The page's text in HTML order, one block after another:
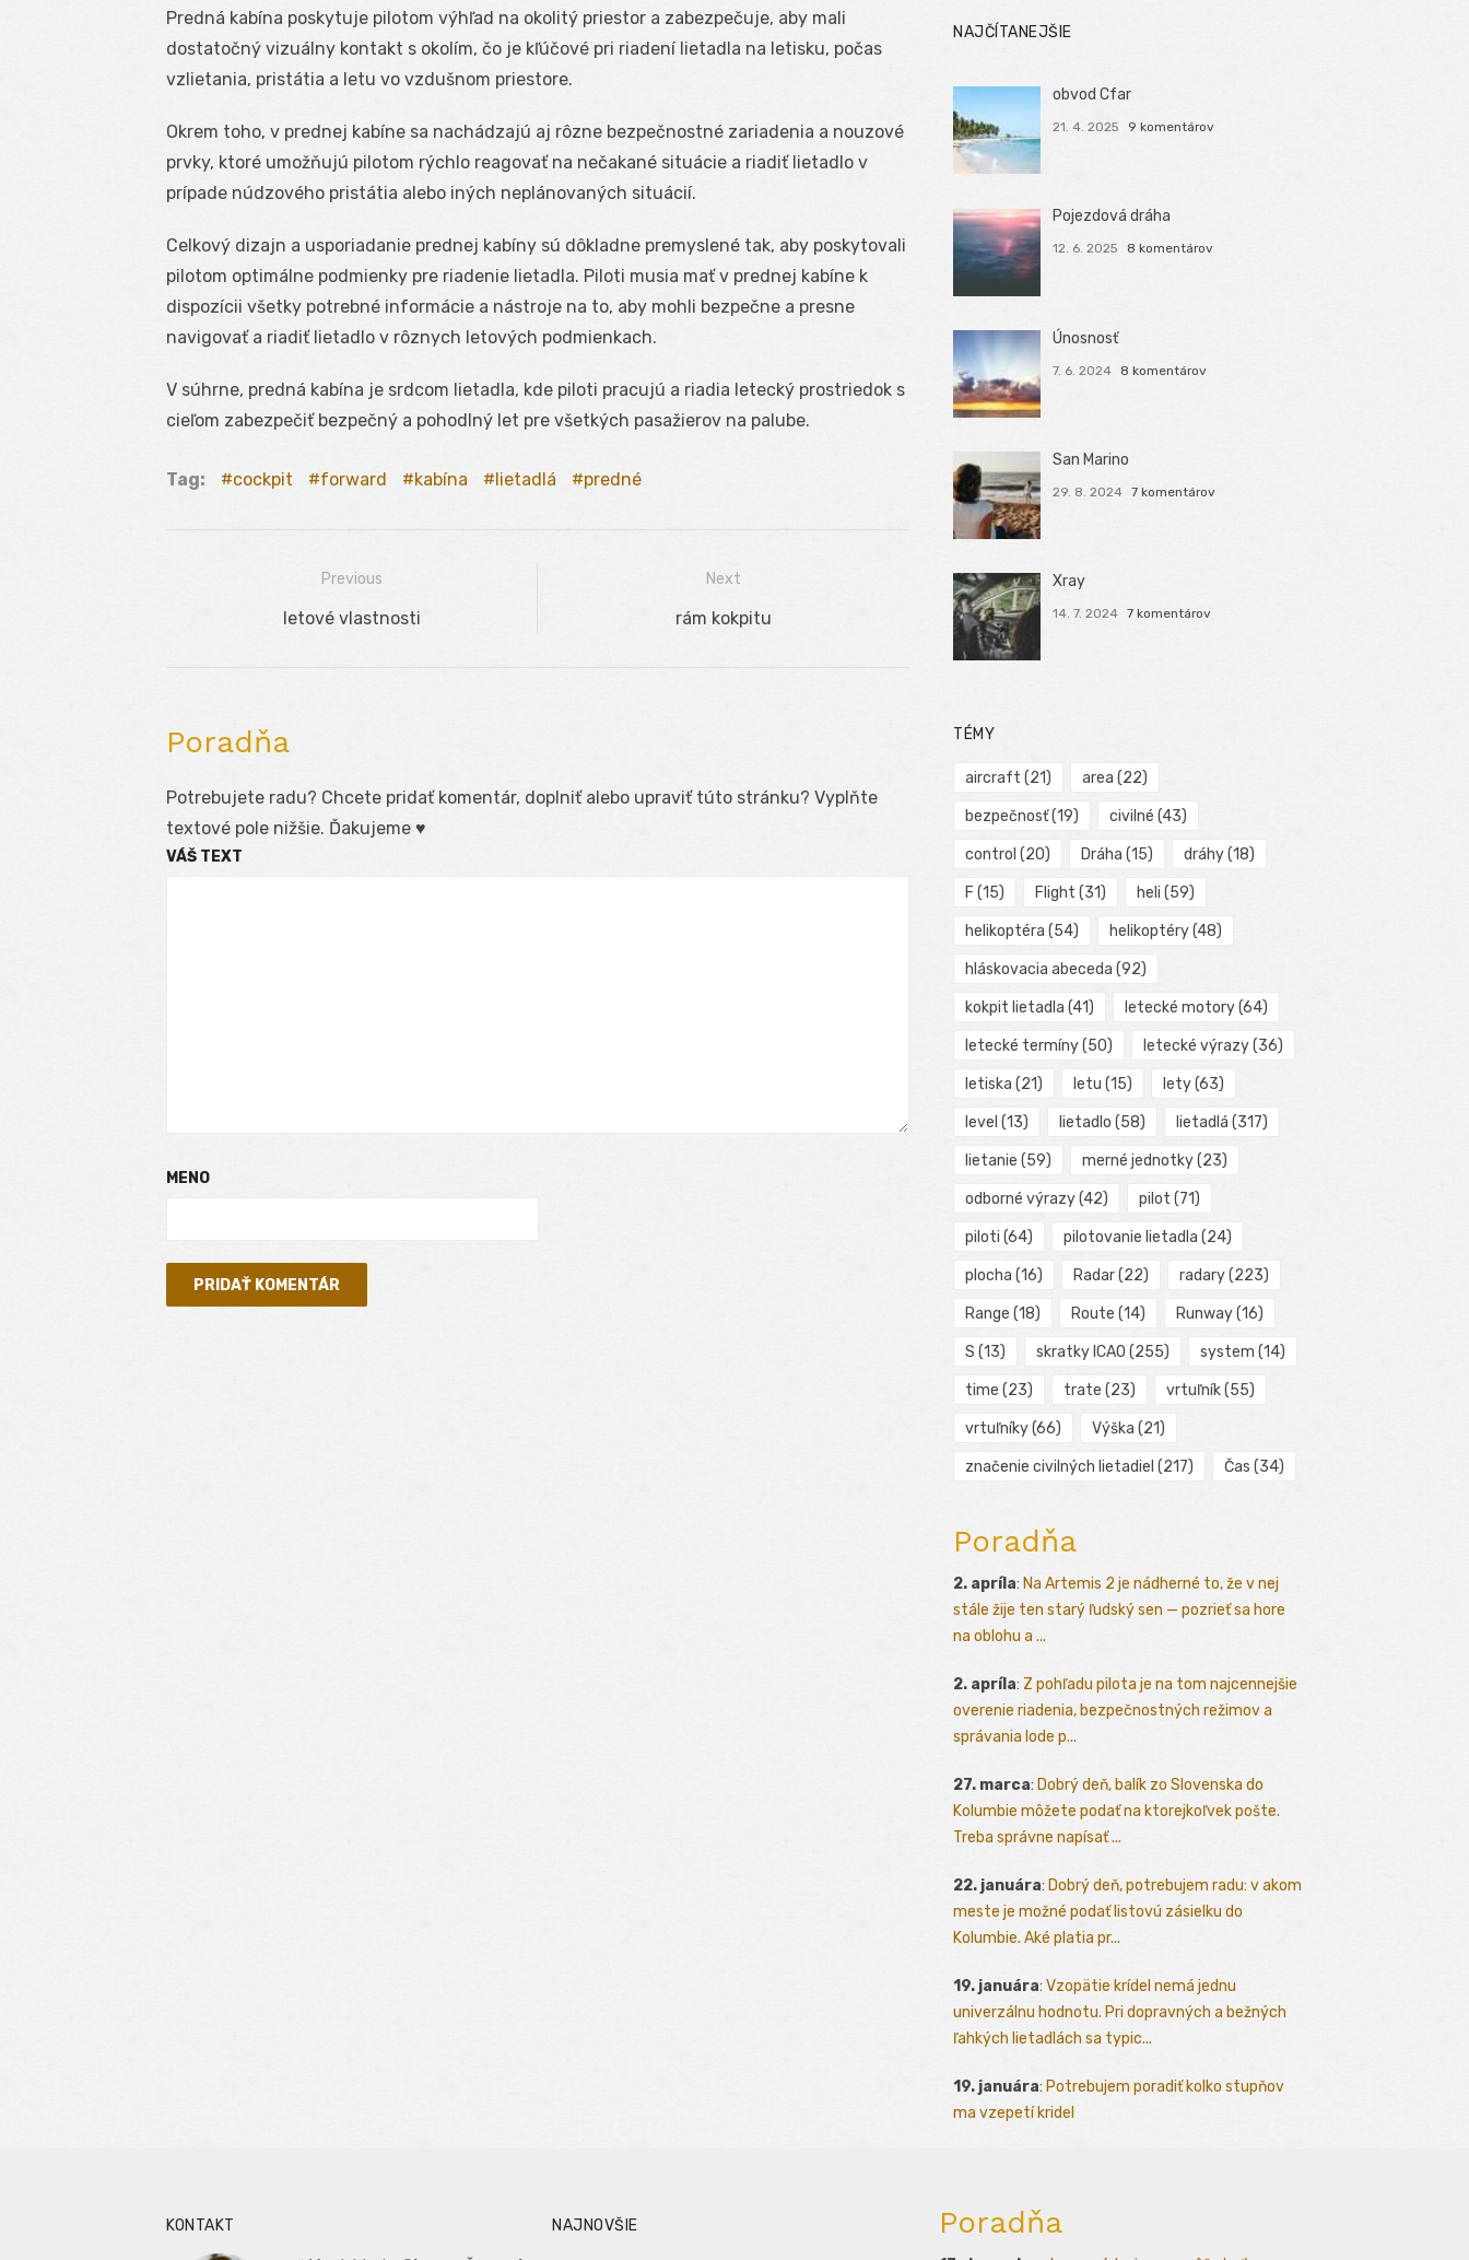
Predná kabína poskytuje pilotom výhľad na okolitý priestor a zabezpečuje, aby mali
dostatočný vizuálny kontakt s okolím, čo je kľúčové pri riadení lietadla na letisku, počas
vzlietania, pristátia a letu vo vzdušnom priestore.
Okrem toho, v prednej kabíne sa nachádzajú aj rôzne bezpečnostné zariadenia a nouzové
prvky, ktoré umožňujú pilotom rýchlo reagovať na nečakané situácie a riadiť lietadlo v
prípade núdzového pristátia alebo iných neplánovaných situácií.
Celkový dizajn a usporiadanie prednej kabíny sú dôkladne premyslené tak, aby poskytovali
pilotom optimálne podmienky pre riadenie lietadla. Piloti musia mať v prednej kabíne k
dispozícii všetky potrebné informácie a nástroje na to, aby mohli bezpečne a presne
navigovať a riadiť lietadlo v rôznych letových podmienkach.
V súhrne, predná kabína je srdcom lietadla, kde piloti pracujú a riadia letecký prostriedok s
cieľom zabezpečiť bezpečný a pohodlný let pre všetkých pasažierov na palube.
Tag: cockpit forward kabína lietadlá predné
Navigácia
Previous
Previous
letové vlastnosti
Next
Next
rám kokpitu
Poradňa
Potrebujete radu? Chcete pridať komentár, doplniť alebo upraviť túto stránku? Vyplňte
textové pole nižšie. Ďakujeme ♥
VÁŠ TEXT
MENO
NAJČÍTANEJŠIE
obvod Cfar
21. 4. 2025 9 komentárov
Pojezdová dráha
12. 6. 2025 8 komentárov
Únosnosť
7. 6. 2024 8 komentárov
San Marino
29. 8. 2024 7 komentárov
Xray
14. 7. 2024 7 komentárov
TÉMY
aircraft (21) area (22)
bezpečnosť(19) civilné (43)
control (20) Dráha (15) dráhy(18)
F (15) Flight (31) heli (59)
helikoptéra (54) helikoptéry(48)
hláskovacia abeceda (92)
kokpit lietadla (41) letecké motory(64)
letecké termíny(50) letecké výrazy(36)
letiska (21) letu (15) lety(63)
level (13) lietadlo (58) lietadlá (317)
lietanie (59) merné jednotky(23)
odborné výrazy(42) pilot (71)
piloti (64) pilotovanie lietadla (24)
plocha (16) Radar(22) radary(223)
Range (18) Route (14) Runway(16)
S (13) skratky ICAO (255) system (14)
time (23) trate (23) vrtuľník(55)
vrtuľníky(66) Výška (21)
značenie civilných lietadiel (217) Čas (34)
Poradňa
2. apríla: Na Artemis 2 je nádherné to, že v nej
stále žije ten starý ľudský sen — pozrieť sa hore
na oblohu a ...
2. apríla: Z pohľadu pilota je na tom najcennejšie
overenie riadenia, bezpečnostných režimov a
správania lode p...
27. marca: Dobrý deň, balík zo Slovenska do
Kolumbie môžete podať na ktorejkoľvek pošte.
Treba správne napísať ...
22. januára: Dobrý deň, potrebujem radu: v akom
meste je možné podať listovú zásielku do
Kolumbie. Aké platia pr...
19. januára: Vzopätie krídel nemá jednu
univerzálnu hodnotu. Pri dopravných a bežných
ľahkých lietadlách sa typic...
19. januára: Potrebujem poradiť kolko stupňov
ma vzepetí kridel
KONTAKT NAJNOVŠIE Poradňa